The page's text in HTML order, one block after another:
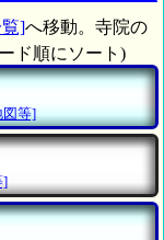
]へ移動。寺院の
ド順にソート)
図等]
]